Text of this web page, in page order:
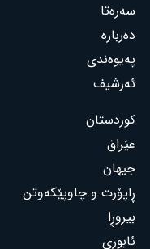
سەرەتا
دەربارە
پەیوەندی
ئەرشیف
کوردستان
عێراق
جیهان
ڕاپۆرت و چاوپێکەوتن
بیروڕا
ئابوری